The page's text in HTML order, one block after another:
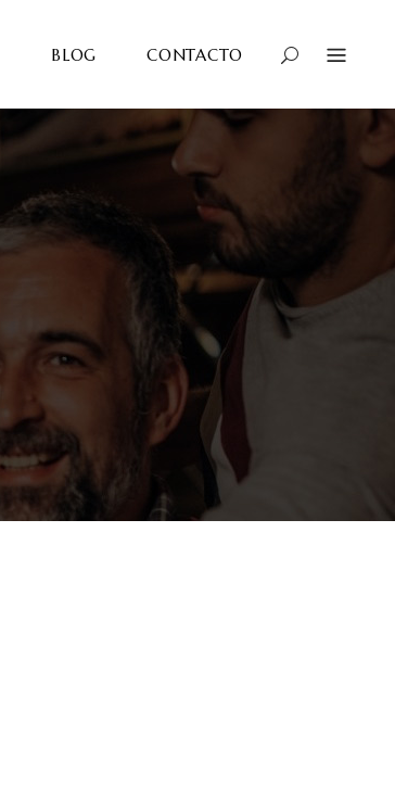
BLOG CONTACTO